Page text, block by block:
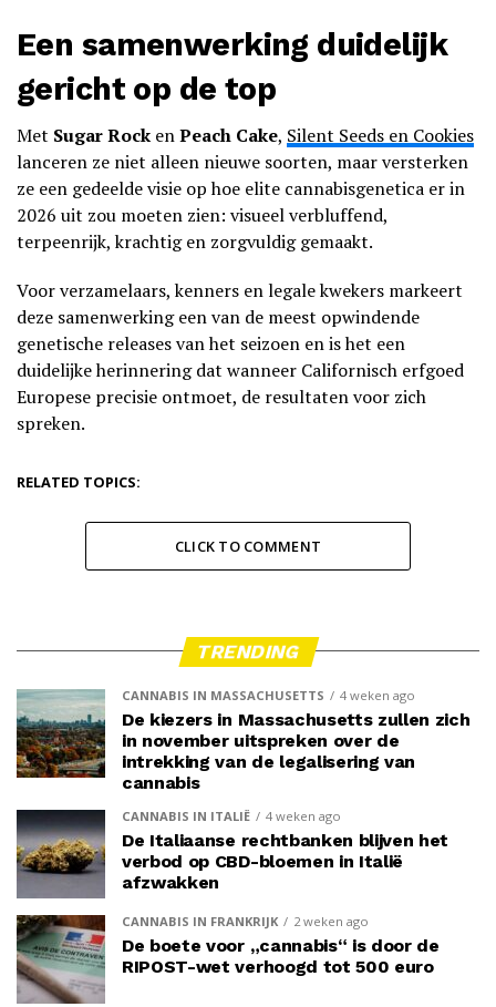
Een samenwerking duidelijk
gericht op de top
Met Sugar Rock enPeach Cake, Silent Seeds en Cookies
lanceren ze niet alleen nieuwe soorten, maar versterken
ze een gedeelde visie op hoe elite cannabisgenetica er in
2026 uit zou moeten zien: visueel verbluffend,
terpeenrijk, krachtig en zorgvuldig gemaakt.
Voor verzamelaars, kenners en legale kwekers markeert
deze samenwerking een van de meest opwindende
genetische releases van het seizoen en is het een
duidelijke herinnering dat wanneer Californisch erfgoed
Europese precisie ontmoet, de resultaten voor zich
spreken.
RELATED TOPICS:
CLICK TO COMMENT
TRENDING
CANNABIS IN MASSACHUSETTS 4 weken ago
De kiezers in Massachusetts zullen zich
in november uitspreken over de
intrekking van de legalisering van
cannabis
CANNABIS IN ITALIË 4 weken ago
De Italiaanse rechtbanken blijven het
verbod op CBD-bloemen in Italië
afzwakken
CANNABIS IN FRANKRIJK 2 weken ago
De boete voor „cannabis“ is door de
RIPOST-wet verhoogd tot 500 euro